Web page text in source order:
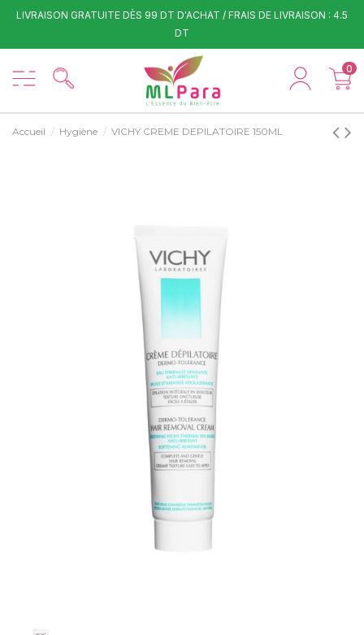
LIVRAISON GRATUITE DÈS 99 DT D'ACHAT / FRAIS DE LIVRAISON : 4.5
DT
0
Accueil Hygiène VICHY CREME DEPILATOIRE 150ML